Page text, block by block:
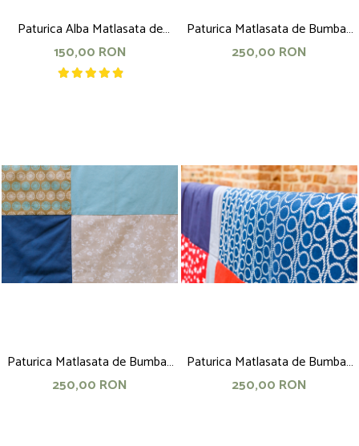
Paturica Alba Matlasata de
Bumbac cu Doua Fețe, Nou
Nascuti - 3 ani, 4 Anotimpuri,
150,00 RON
Paturica Matlasata de Bumbac
Patchwork, 150x100, galben-
250,00 RON
Paturica Matlasata de Bumbac
Patchwork, 150x100, turcoaz
250,00 RON
Paturica Matlasata de Bumbac
Patchwork, 150x100, rosu-
250,00 RON